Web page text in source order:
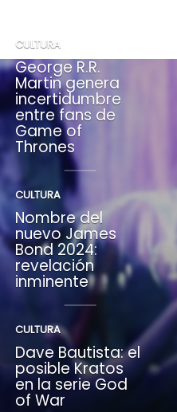
CULTURA
George R.R.
Martin genera
incertidumbre
entre fans de
Game of
Thrones
CULTURA
Nombre del
nuevo James
Bond 2024:
revelación
inminente
CULTURA
Dave Bautista: el
posible Kratos
en la serie God
of War